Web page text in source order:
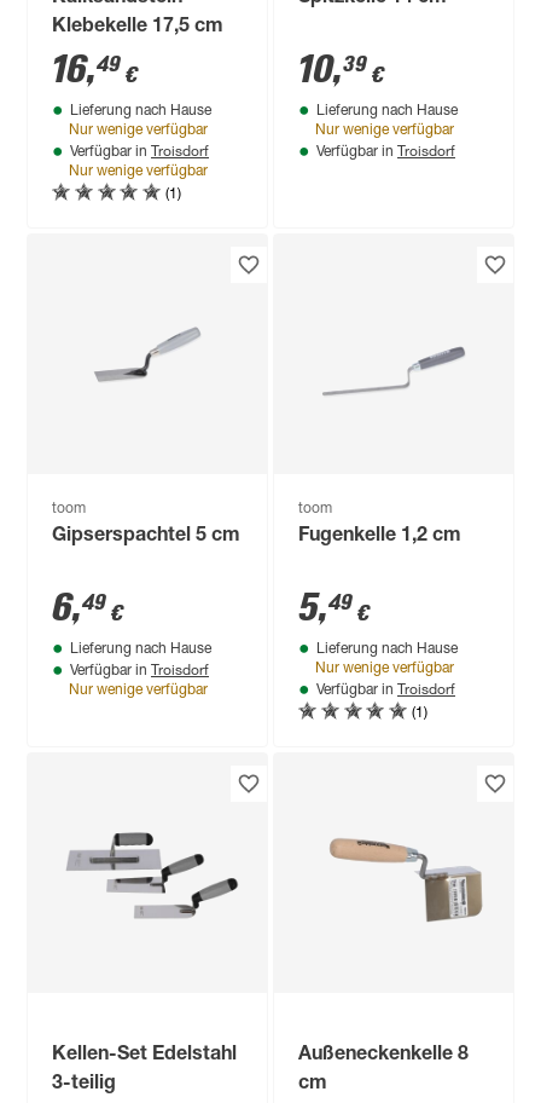
Klebekelle 17,5 cm
16,49 €
Lieferung nach Hause
Nur wenige verfügbar
Verfügbar in Troisdorf
Nur wenige verfügbar
(1)
10,39 €
Lieferung nach Hause
Nur wenige verfügbar
Verfügbar in Troisdorf
toom
Gipserspachtel 5 cm
6,49 €
Lieferung nach Hause
Verfügbar in Troisdorf
Nur wenige verfügbar
toom
Fugenkelle 1,2 cm
5,49 €
Lieferung nach Hause
Nur wenige verfügbar
Verfügbar in Troisdorf
(1)
Kellen-Set Edelstahl
3-teilig
Außeneckenkelle 8
cm